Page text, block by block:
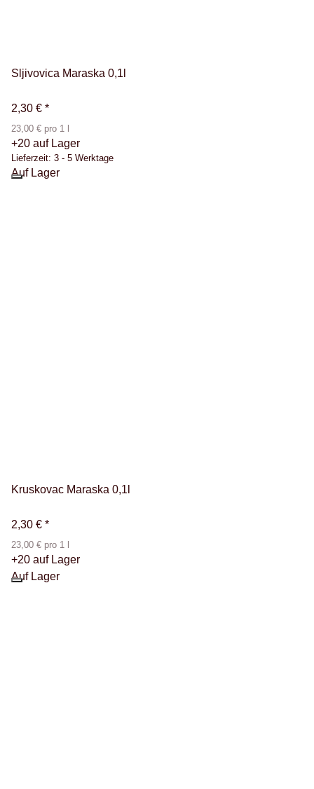
Sljivovica Maraska 0,1l
2,30 € *
23,00 € pro 1 l
+20 auf Lager
Lieferzeit: 3 - 5 Werktage
Auf Lager
Kruskovac Maraska 0,1l
2,30 € *
23,00 € pro 1 l
+20 auf Lager
Auf Lager